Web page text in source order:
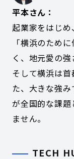
平本さん：
起業家をはじめ
「横浜のため
く、地元愛の強
そして横浜は
た、大きな強
が全国的な課題
ません。
TECH